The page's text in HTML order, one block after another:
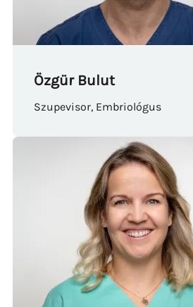
Özgür Bulut
Szupevisor, Embriológus